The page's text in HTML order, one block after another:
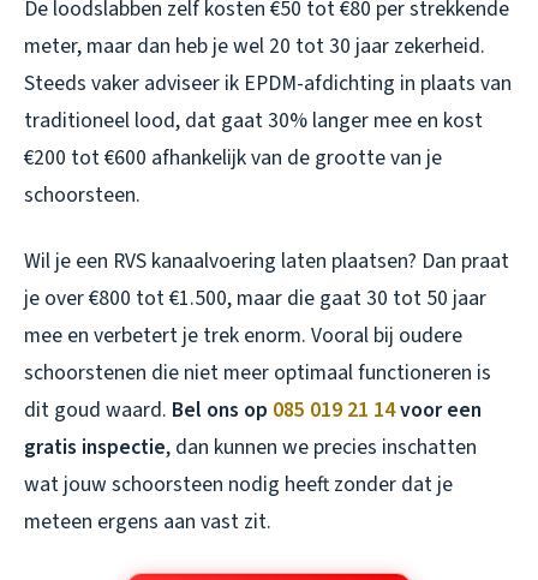
De loodslabben zelf kosten €50 tot €80 per strekkende
meter, maar dan heb je wel 20 tot 30 jaar zekerheid.
Steeds vaker adviseer ik EPDM-afdichting in plaats van
traditioneel lood, dat gaat 30% langer mee en kost
€200 tot €600 afhankelijk van de grootte van je
schoorsteen.
Wil je een RVS kanaalvoering laten plaatsen? Dan praat
je over €800 tot €1.500, maar die gaat 30 tot 50 jaar
mee en verbetert je trek enorm. Vooral bij oudere
schoorstenen die niet meer optimaal functioneren is
dit goud waard. Bel ons op 085 019 21 14voor een
gratis inspectie, dan kunnen we precies inschatten
wat jouw schoorsteen nodig heeft zonder dat je
meteen ergens aan vast zit.